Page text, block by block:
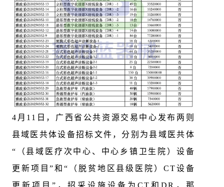
4月11日，广西省公共资源交易中心发布两则
县域医共体设备招标文件，分别为县域医共体
“（县域医疗次中心、中心乡镇卫生院）设备
更新项目”和“（脱贫地区县级医院）CT设备